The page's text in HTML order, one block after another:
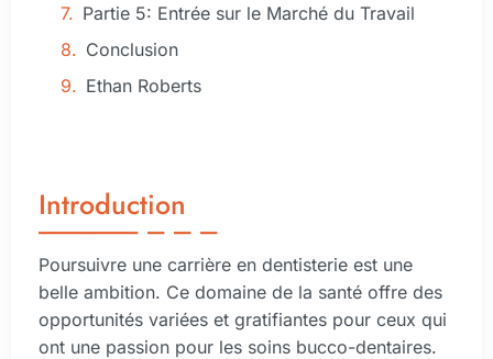
Partie 5: Entrée sur le Marché du Travail
Conclusion
Ethan Roberts
Introduction
Poursuivre une carrière en dentisterie est une
belle ambition. Ce domaine de la santé offre des
opportunités variées et gratifiantes pour ceux qui
ont une passion pour les soins bucco-dentaires.